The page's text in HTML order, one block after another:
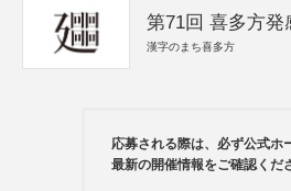
第71回 喜多方
漢字のまち喜多方
応募される際は、必ず公式ホ
最新の開催情報をご確認くだ